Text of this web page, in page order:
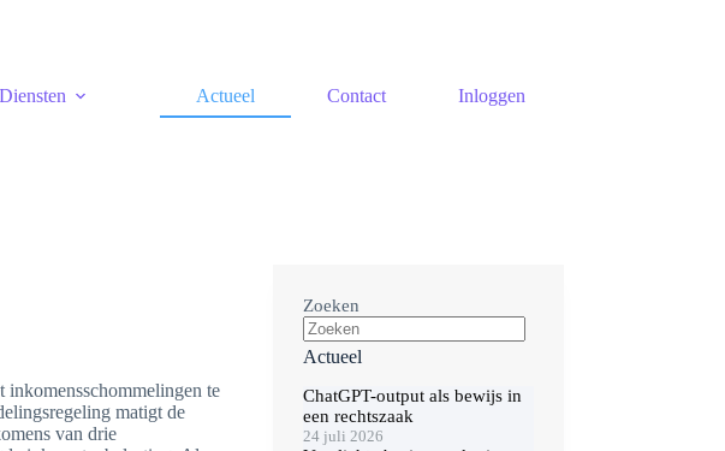
Diensten Actueel Contact Inloggen
inkomensschommelingen te
matigt de
van drie
Zoeken
Actueel
ChatGPT-output als bewijs in
een rechtszaak
24 juli 2026